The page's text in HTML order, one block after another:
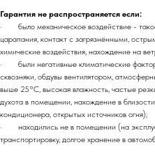
Гарантия не распространяется если:
· было механическое воздействие -
царапания, контакт с загрязнёнными,
химические воздействия, нахождение на
· были негативные климатические
сквозняки, обдувы вентилятором,
выше 25°C, высокая влажность, частые
духота в помещении, нахождение в
кондиционера, открытых источников огня);
· находились не в помещении (на
транспортировку, долгое хранение в